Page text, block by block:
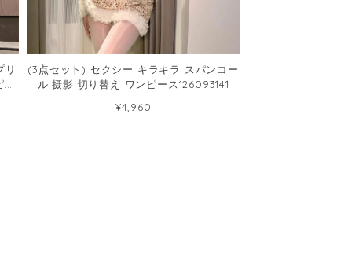
リ
(3点セット) セクシー キラキラ スパンコー
ル 摄影 切り替え ワンピース126093141
¥4,960